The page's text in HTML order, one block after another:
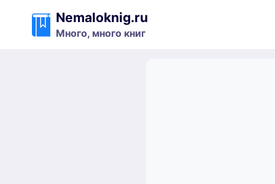
содержимому
Nemaloknig.ru
Много, много книг